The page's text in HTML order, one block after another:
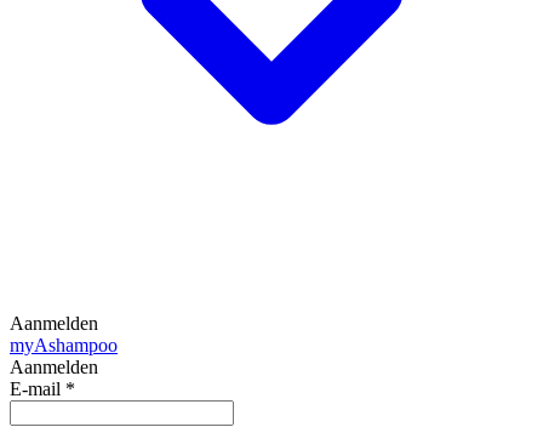
Aanmelden
myAshampoo
Aanmelden
E-mail *